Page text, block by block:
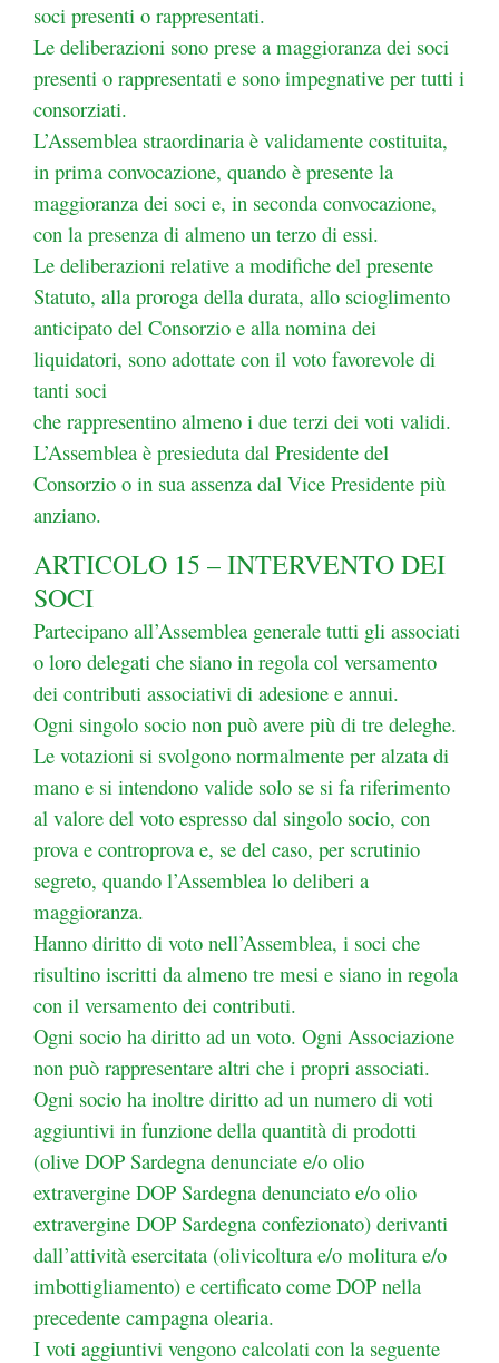
soci presenti o rappresentati.
Le deliberazioni sono prese a maggioranza dei soci
presenti o rappresentati e sono impegnative per tutti i
consorziati.
L’Assemblea straordinaria è validamente costituita,
in prima convocazione, quando è presente la
maggioranza dei soci e, in seconda convocazione,
con la presenza di almeno un terzo di essi.
Le deliberazioni relative a modifiche del presente
Statuto, alla proroga della durata, allo scioglimento
anticipato del Consorzio e alla nomina dei
liquidatori, sono adottate con il voto favorevole di
tanti soci
che rappresentino almeno i due terzi dei voti validi.
L’Assemblea è presieduta dal Presidente del
Consorzio o in sua assenza dal Vice Presidente più
anziano.
ARTICOLO 15 – INTERVENTO DEI
SOCI
Partecipano all’Assemblea generale tutti gli associati
o loro delegati che siano in regola col versamento
dei contributi associativi di adesione e annui.
Ogni singolo socio non può avere più di tre deleghe.
Le votazioni si svolgono normalmente per alzata di
mano e si intendono valide solo se si fa riferimento
al valore del voto espresso dal singolo socio, con
prova e controprova e, se del caso, per scrutinio
segreto, quando l’Assemblea lo deliberi a
maggioranza.
Hanno diritto di voto nell’Assemblea, i soci che
risultino iscritti da almeno tre mesi e siano in regola
con il versamento dei contributi.
Ogni socio ha diritto ad un voto. Ogni Associazione
non può rappresentare altri che i propri associati.
Ogni socio ha inoltre diritto ad un numero di voti
aggiuntivi in funzione della quantità di prodotti
(olive DOP Sardegna denunciate e/o olio
extravergine DOP Sardegna denunciato e/o olio
extravergine DOP Sardegna confezionato) derivanti
dall’attività esercitata (olivicoltura e/o molitura e/o
imbottigliamento) e certificato come DOP nella
precedente campagna olearia.
I voti aggiuntivi vengono calcolati con la seguente